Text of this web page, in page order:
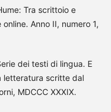
Tra scrittoio e
Anno II, numero 1,
dei testi di lingua. E
letteratura scritte dal
MDCCC XXXIX.